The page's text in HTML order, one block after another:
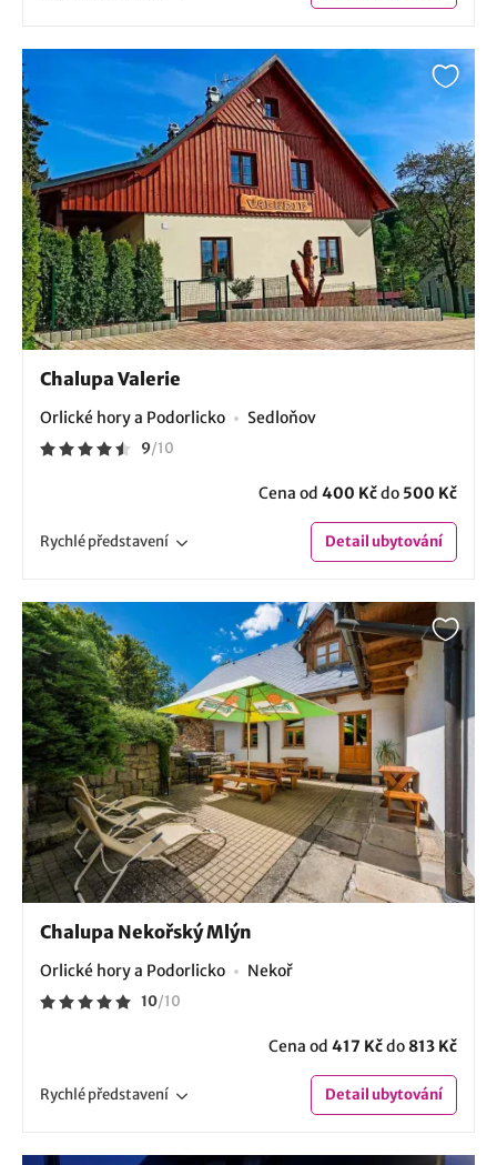
Chalupa Valerie
Orlické hory a Podorlicko Sedloňov
9/10
Cena od 400 Kčdo 500 Kč
Rychlépředstavení Detailubytování
Chalupa Nekořský Mlýn
Orlické hory a Podorlicko Nekoř
10/10
Cena od 417 Kčdo 813 Kč
Rychlépředstavení Detailubytování